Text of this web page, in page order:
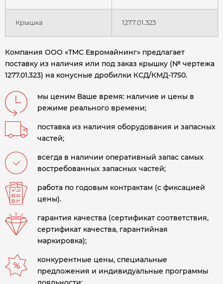
Крышка 1277.01.323
Компания ООО «ТМС Евромайнинг» предлагает
поставку из наличия или под заказ крышку (№ чертежа
1277.01.323) на конусные дробилки КСД/КМД-1750.
мы ценим Ваше время: наличие и цены в
режиме реального времени;
поставка из наличия оборудования и запасных
частей;
всегда в наличии оперативный запас самых
востребованных запасных частей;
работа по годовым контрактам (с фиксацией
цены).
гарантия качества (сертификат соответствия,
сертификат качества, гарантийная
маркировка);
конкурентные цены, специальные
предложения и индивидуальные программы